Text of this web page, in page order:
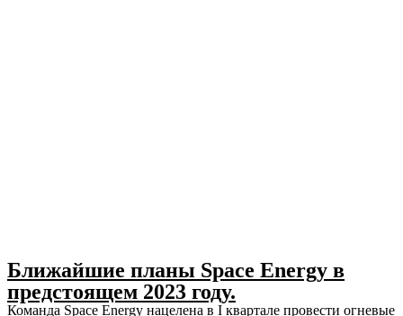
Ближайшие планы Space Energy в
предстоящем 2023 году.
Команда Space Energy нацелена в I квартале провести огневые